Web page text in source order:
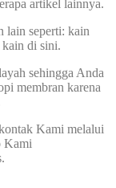
artikel lainnya.
lain seperti: kain
di sini.
sehingga Anda
membran karena
Kami melalui
Kami